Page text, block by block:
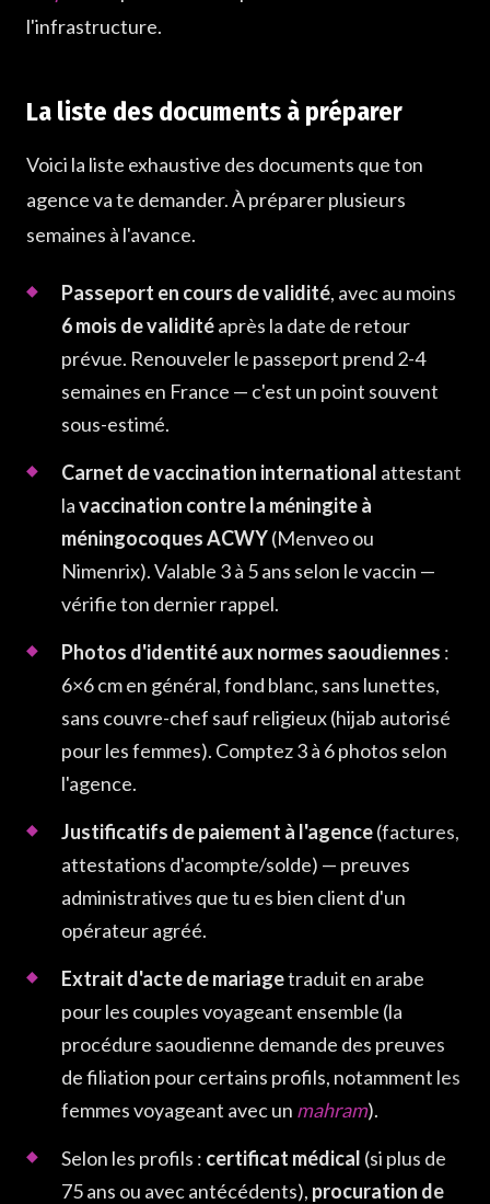
l'infrastructure.
La liste des documents à préparer
Voici la liste exhaustive des documents que ton
agence va te demander. À préparer plusieurs
semaines à l'avance.
Passeport en cours de validité, avec au moins
6 mois de validitéaprès la date de retour
prévue. Renouveler le passeport prend 2-4
semaines en France — c'est un point souvent
sous-estimé.
Carnet de vaccination international attestant
lavaccination contre la méningite à
méningocoques ACWY(Menveo ou
Nimenrix). Valable 3 à 5 ans selon le vaccin —
vérifie ton dernier rappel.
Photos d'identité aux normes saoudiennes :
6×6 cm en général, fond blanc, sans lunettes,
sans couvre-chef sauf religieux (hijab autorisé
pour les femmes). Comptez 3 à 6 photos selon
l'agence.
Justificatifs de paiement à l'agence(factures,
attestations d'acompte/solde) — preuves
administratives que tu es bien client d'un
opérateur agréé.
Extrait d'acte de mariagetraduit en arabe
pour les couples voyageant ensemble (la
procédure saoudienne demande des preuves
de filiation pour certains profils, notamment les
femmes voyageant avec un mahram).
Selon les profils : certificat médical (si plus de
75 ans ou avec antécédents), procuration de